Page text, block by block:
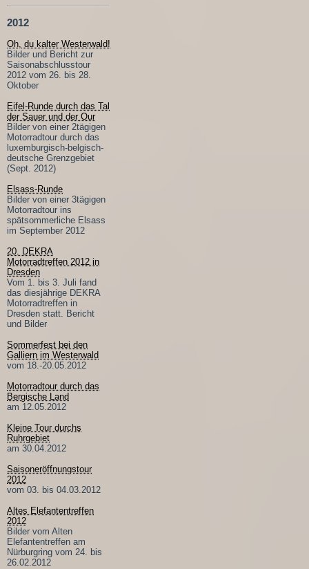
2012
Oh, du kalter Westerwald!
Bilder und Bericht zur
Saisonabschlusstour
2012 vom 26. bis 28.
Oktober
Eifel-Runde durch das Tal
der Sauer und der Our
Bilder von einer 2tägigen
Motorradtour durch das
luxemburgisch-belgisch-
deutsche Grenzgebiet
(Sept. 2012)
Elsass-Runde
Bilder von einer 3tägigen
Motorradtour ins
spätsommerliche Elsass
im September 2012
20. DEKRA
Motorradtreffen 2012 in
Dresden
Vom 1. bis 3. Juli fand
das diesjährige DEKRA
Motorradtreffen in
Dresden statt. Bericht
und Bilder
Sommerfest bei den
Galliern im Westerwald
vom 18.-20.05.2012
Motorradtour durch das
Bergische Land
am 12.05.2012
Kleine Tour durchs
Ruhrgebiet
am 30.04.2012
Saisoneröffnungstour
2012
vom 03. bis 04.03.2012
Altes Elefantentreffen
2012
Bilder vom Alten
Elefantentreffen am
Nürburgring vom 24. bis
26.02.2012